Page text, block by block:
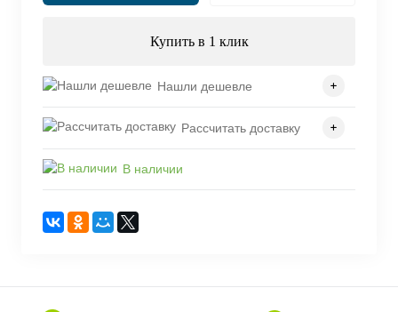
Купить в 1 клик
Нашли дешевле
Рассчитать доставку
В наличии